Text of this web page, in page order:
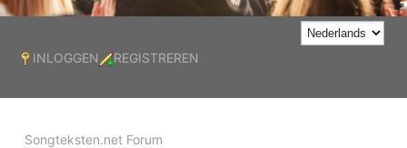
INLOGGEN REGISTREREN
Songteksten.net Forum